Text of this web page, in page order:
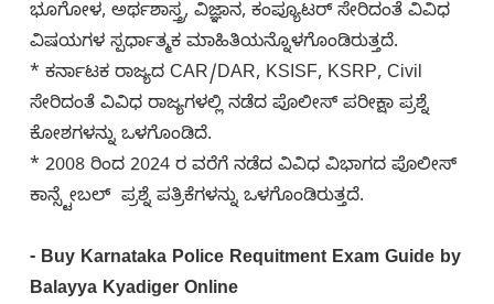
ಭೂಗೋಳ, ಅರ್ಥಶಾಸ್ತ್ರ, ವಿಜ್ಞಾನ, ಕಂಪ್ಯೂಟರ್ ಸೇರಿದಂತೆ ವಿವಿಧ
ವಿಷಯಗಳ ಸ್ಪರ್ಧಾತ್ಮಕ ಮಾಹಿತಿಯನ್ನೊಳಗೊಂಡಿರುತ್ತದೆ.
* ಕರ್ನಾಟಕ ರಾಜ್ಯದ CAR/DAR, KSISF, KSRP, Civil
ಸೇರಿದಂತೆ ವಿವಿಧ ರಾಜ್ಯಗಳಲ್ಲಿ ನಡೆದ ಪೊಲೀಸ್ ಪರೀಕ್ಷಾ ಪ್ರಶ್ನೆ
ಕೋಶಗಳನ್ನು ಒಳಗೊಂಡಿದೆ.
* 2008 ರಿಂದ 2024 ರ ವರೆಗೆ ನಡೆದ ವಿವಿಧ ವಿಭಾಗದ ಪೊಲೀಸ್
ಕಾನ್ಸ್ಟೇಬಲ್ ಪ್ರಶ್ನೆ ಪತ್ರಿಕೆಗಳನ್ನು ಒಳಗೊಂಡಿರುತ್ತದೆ.
- Buy Karnataka Police Requitment Exam Guide by
Balayya Kyadiger Online